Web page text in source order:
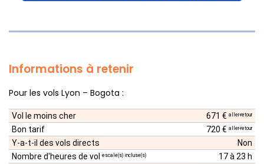
Informations à retenir
Pour les vols Lyon – Bogota :
Vol le moins cher 671 € aller-retour
Bon tarif 720 € aller-retour
Y-a-t-il des vols directs
Non
Nombre d'heures de vol
escale(s) incluse(s)
17 à 23 h